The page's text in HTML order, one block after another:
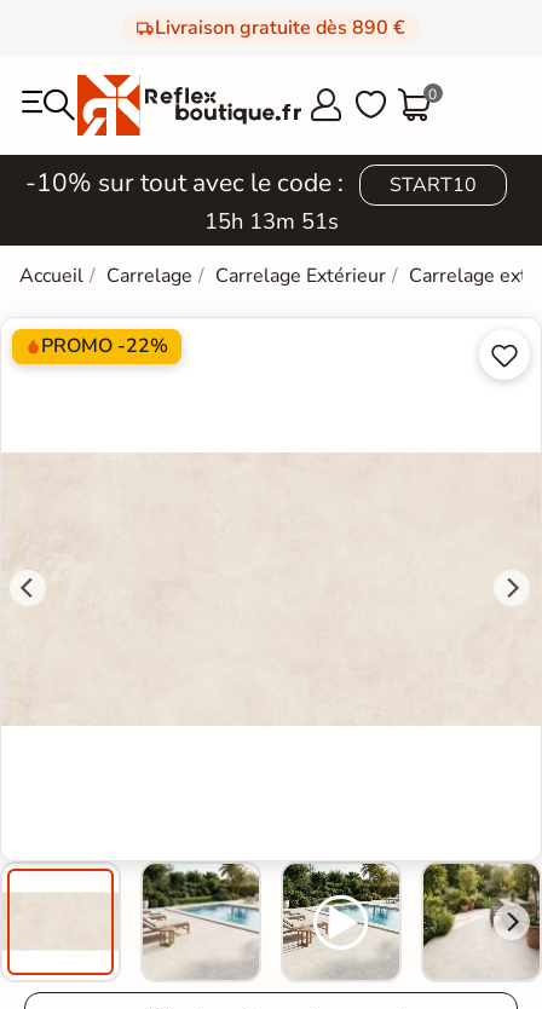
Livraison gratuite dès 890 €
  0
-10% sur tout avec le code : START10
15h 13m 51s
Accueil Carrelage Carrelage Extérieur Carrelage
PROMO -22% 
